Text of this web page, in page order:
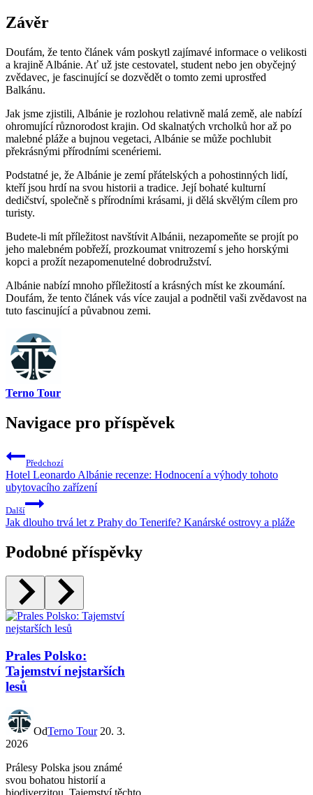
Závěr
Doufám,​ že tento článek vám​ poskytl zajímavé informace o velikosti
a krajině Albánie. ‌Ať už ​jste cestovatel, student nebo jen obyčejný⁣
zvědavec, je fascinující se dozvědět o tomto zemi‌ uprostřed
Balkánu.
Jak ​jsme zjistili, Albánie je rozlohou relativně malá země, ale nabízí
ohromující různorodost krajin. Od ​skalnatých vrcholků hor​ až po
malebné​ pláže a bujnou vegetaci, Albánie se může pochlubit
překrásnými přírodními‌ scenériemi.
Podstatné je, že Albánie je zemí přátelských a pohostinných lidí,
kteří jsou hrdí na svou historii a ‌tradice. Její bohaté kulturní
dedičství, společně s přírodními krásami,⁣ ji dělá ​skvělým cílem pro
turisty.
Budete-li mít​ příležitost navštívit Albánii, nezapomeňte ⁣se projít po
jeho malebném pobřeží, prozkoumat vnitrozemí s jeho horskými
kopci a prožít nezapomenutelné dobrodružství.
Albánie ⁢nabízí ‍mnoho příležitostí a krásných míst ke zkoumání.
Doufám, že tento ​článek vás⁤ více zaujal ‍a podnětil vaši zvědavost na
tuto fascinující a půvabnou zemi.
Terno Tour
Navigace pro příspěvek
Předchozí
Hotel Leonardo Albánie recenze: Hodnocení a výhody tohoto
ubytovacího zařízení
Další
Jak dlouho trvá let z Prahy do Tenerife? Kanárské ostrovy a pláže
Podobné příspěvky
Prales Polsko:
Tajemství nejstarších
lesů
OdTerno Tour 20. 3.
2026
Prálesy Polska jsou známé
svou bohatou historií a